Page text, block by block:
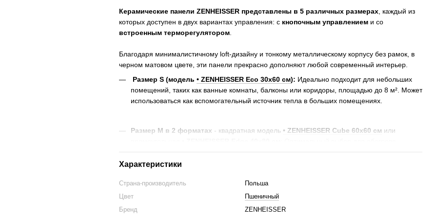
Керамические панели ZENHEISSER представлены в 5 различных размерах , каждый из
которых доступен в двух вариантах управления: с кнопочным управлением и со
встроенным терморегулятором
Благодаря минималистичному loft-дизайну и тонкому металлическому корпусу без рамок, в
черном матовом цвете, эти панели прекрасно дополняют любой современный интерьер.
Размер S (модель • ZENHEISSER Eco 30x60 см): Идеально подходит для небольших
помещений, таких как ванные комнаты, балконы или коридоры, площадью до 8 м². Может
использоваться как вспомогательный источник тепла в больших помещениях.
Размер M в 2 форматах - квадратная модель • ZENHEISSER Cube 60x60 см или
небольших комнат, например, спален, кухонь или офисных помещений до 14 м².
Экономичный вариант для локального использования. Может работать круглосуточно в
Размер L (мощная и стильная модель• ZENHEISSER Space 45x90 см
средних комнат или офисов. Благодаря своей универсальности может использоваться
как основной обогреватель в помещениях до 16 м².
Характеристики
Страна-производитель
Польша
Цвет
Пшеничный
Бренд
ZENHEISSER